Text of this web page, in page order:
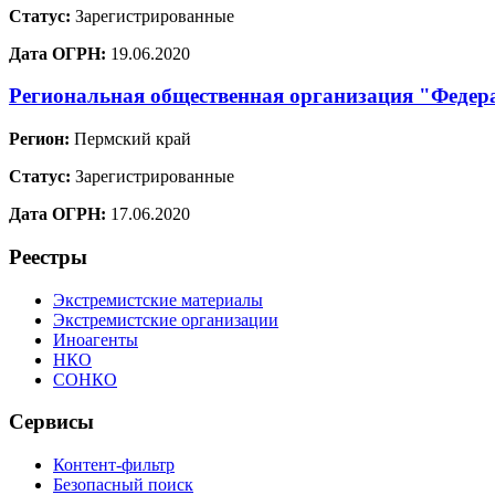
Статус: Зарегистрированные
Дата ОГРН: 19.06.2020
Региональная общественная организация
Регион: Пермский край
Статус: Зарегистрированные
Дата ОГРН: 17.06.2020
Реестры
Экстремистские материалы
Экстремистские организации
Иноагенты
НКО
СОНКО
Сервисы
Контент-фильтр
Безопасный поиск